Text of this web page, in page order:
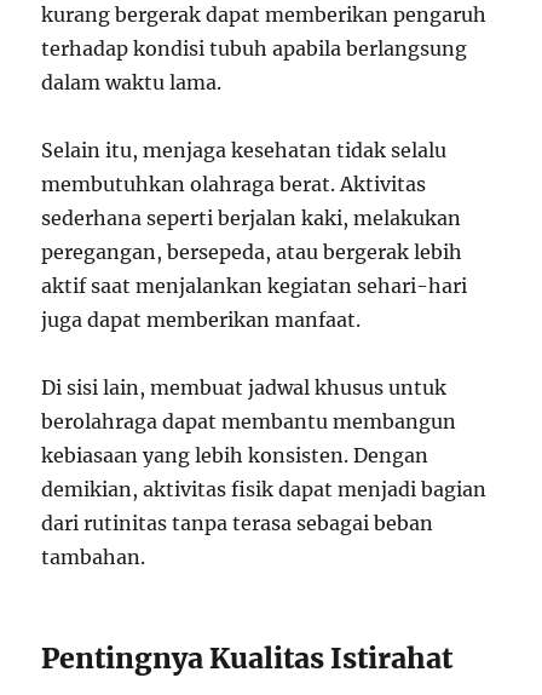
kurang bergerak dapat memberikan pengaruh
terhadap kondisi tubuh apabila berlangsung
dalam waktu lama.
Selain itu, menjaga kesehatan tidak selalu
membutuhkan olahraga berat. Aktivitas
sederhana seperti berjalan kaki, melakukan
peregangan, bersepeda, atau bergerak lebih
aktif saat menjalankan kegiatan sehari-hari
juga dapat memberikan manfaat.
Di sisi lain, membuat jadwal khusus untuk
berolahraga dapat membantu membangun
kebiasaan yang lebih konsisten. Dengan
demikian, aktivitas fisik dapat menjadi bagian
dari rutinitas tanpa terasa sebagai beban
tambahan.
Pentingnya Kualitas Istirahat